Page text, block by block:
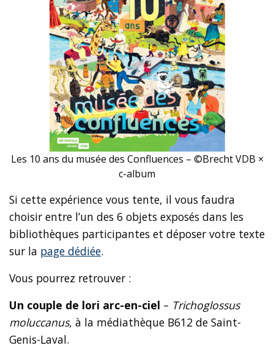
Les 10 ans du musée des Confluences – ©Brecht VDB ×
c-album
Si cette expérience vous tente, il vous faudra
choisir entre l’un des 6 objets exposés dans les
bibliothèques participantes et déposer votre texte
sur la page dédiée.
Vous pourrez retrouver :
Un couple de lori arc-en-ciel – Trichoglossus
moluccanus, à la médiathèque B612 de Saint-
Genis-Laval.